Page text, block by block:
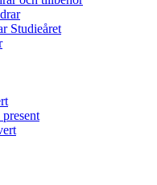
Studieåret